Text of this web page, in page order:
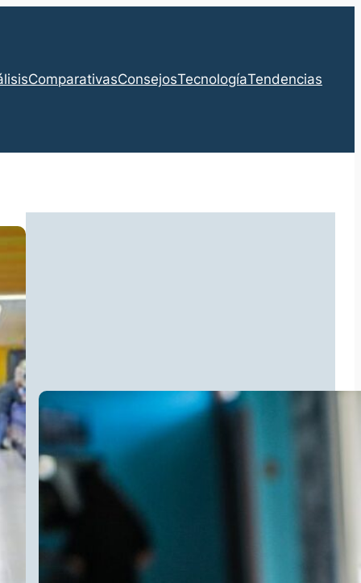
ComparativasConsejosTecnologíaTendencias